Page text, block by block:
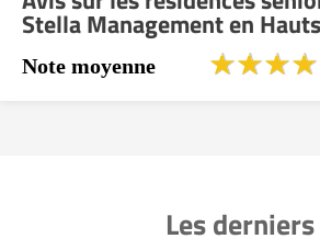
Stella Management en
Note moyenne
Les